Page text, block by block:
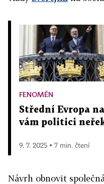
FENOMÉN
Střední Evropa
vám politici
9. 7. 2025 ▪ 7 min. čtení
Návrh obnovit